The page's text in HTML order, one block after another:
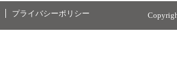
プライバシーポリシー